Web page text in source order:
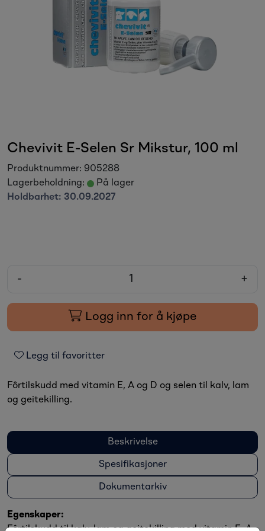
Chevivit E-Selen Sr Mikstur, 100 ml
Produktnummer: 905288
Lagerbeholdning:
På lager
Holdbarhet: 30.09.2027
- +
Logg inn for å kjøpe
Legg til favoritter
Fôrtilskudd med vitamin E, A og D og selen til kalv, lam
og geitekilling.
Beskrivelse
Spesifikasjoner
Dokumentarkiv
Egenskaper:
Salgsvarer